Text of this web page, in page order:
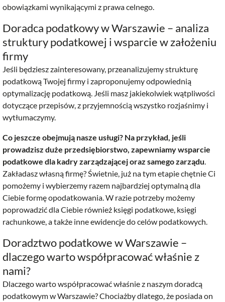
obowiązkami wynikającymi z prawa celnego.
Doradca podatkowy w Warszawie – analiza
struktury podatkowej i wsparcie w założeniu
firmy
Jeśli będziesz zainteresowany, przeanalizujemy strukturę
podatkową Twojej firmy i zaproponujemy odpowiednią
optymalizację podatkową. Jeśli masz jakiekolwiek wątpliwości
dotyczące przepisów, z przyjemnością wszystko rozjaśnimy i
wytłumaczymy.
Co jeszcze obejmują nasze usługi? Na przykład, jeśli
prowadzisz duże przedsiębiorstwo, zapewniamy wsparcie
podatkowe dla kadry zarządzającej oraz samego zarządu
Zakładasz własną firmę? Świetnie, już na tym etapie chętnie Ci
pomożemy i wybierzemy razem najbardziej optymalną dla
Ciebie formę opodatkowania. W razie potrzeby możemy
poprowadzić dla Ciebie również księgi podatkowe, księgi
rachunkowe, a także inne ewidencje do celów podatkowych.
Doradztwo podatkowe w Warszawie –
dlaczego warto współpracować właśnie z
nami?
Dlaczego warto współpracować właśnie z naszym doradcą
podatkowym w Warszawie? Chociażby dlatego, że posiada on